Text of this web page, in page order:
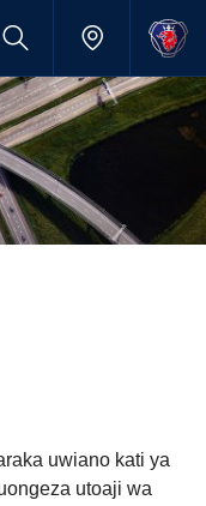
uwiano kati ya
utoaji wa